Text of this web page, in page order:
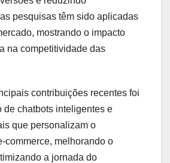
pesquisas têm sido aplicadas
mostrando o impacto
na competitividade das
contribuições recentes foi
de chatbots inteligentes e
que personalizam o
commerce, melhorando o
a jornada do